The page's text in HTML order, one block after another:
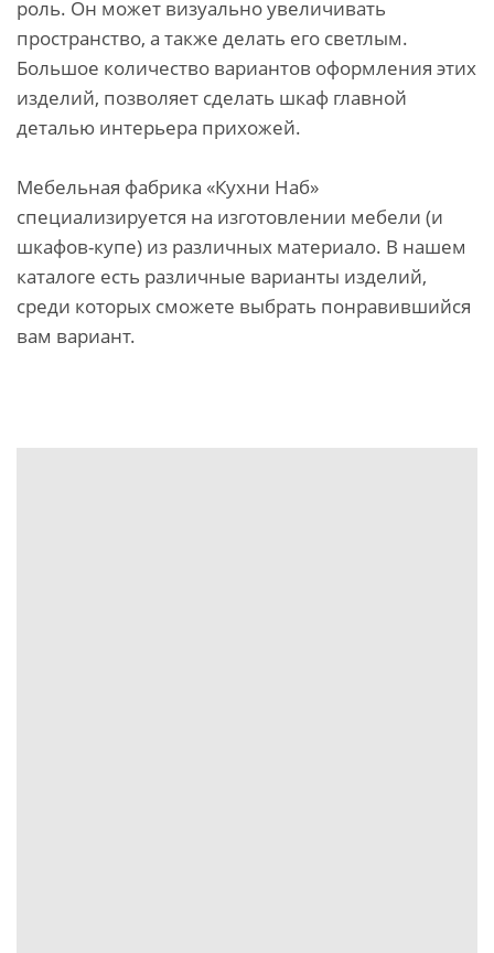
роль. Он может визуально увеличивать
пространство, а также делать его светлым.
Большое количество вариантов оформления этих
изделий, позволяет сделать шкаф главной
деталью интерьера прихожей.
Мебельная фабрика «Кухни Наб»
специализируется на изготовлении мебели (и
шкафов-купе) из различных материало. В нашем
каталоге есть различные варианты изделий,
среди которых сможете выбрать понравившийся
вам вариант.